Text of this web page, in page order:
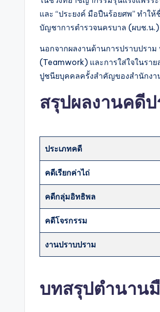
และ “ประยงค์ มือปืนร้อยศพ” ทำใ
บัญชาการตำรวจนครบาล (ผบช.น
นอกจากผลงานด้านการปราบปราม
(Teamwork) และการใส่ใจในรา
ปูชนียบุคคลครั้งสำคัญของสำนักงา
สรุปผลงานคดี
ประเภทคดี
คดีเรียกค่าไถ่
คดีกลุ่มอิทธิพล
คดีโจรกรรม
งานปราบปราม
บทสรุปตำนาน